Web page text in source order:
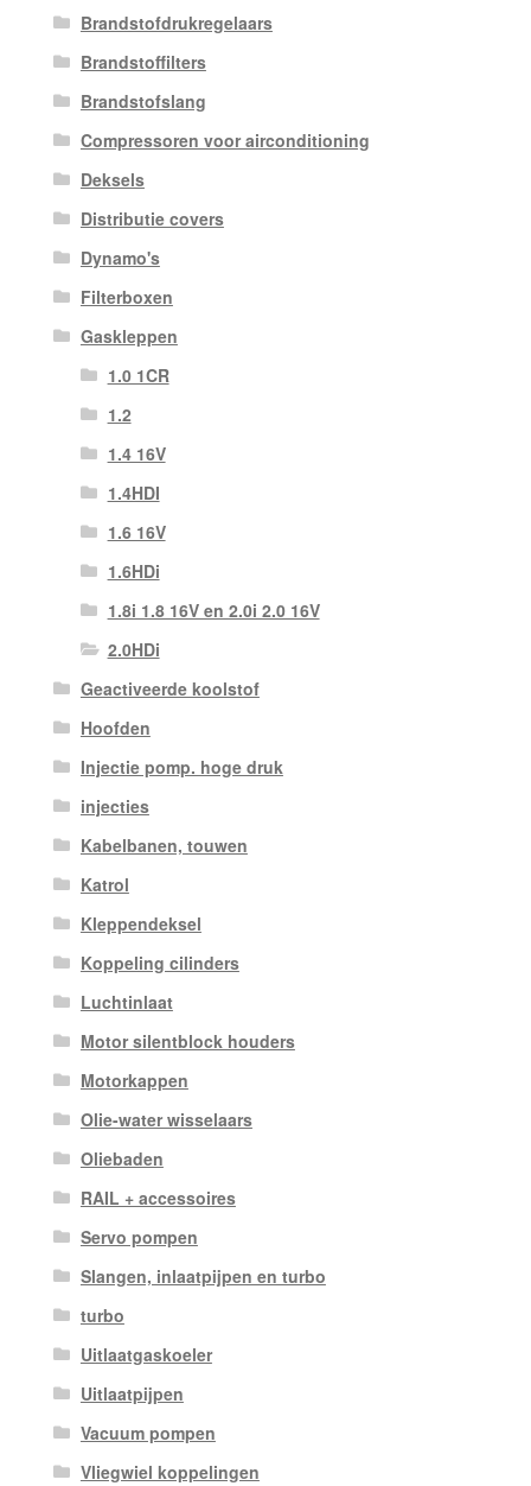
Brandstofdrukregelaars
Brandstoffilters
Brandstofslang
Compressoren voor airconditioning
Deksels
Distributie covers
Dynamo's
Filterboxen
Gaskleppen
1.0 1CR
1.2
1.4 16V
1.4HDI
1.6 16V
1.6HDi
1.8i 1.8 16V en 2.0i 2.0 16V
2.0HDi
Geactiveerde koolstof
Hoofden
Injectie pomp. hoge druk
injecties
Kabelbanen, touwen
Katrol
Kleppendeksel
Koppeling cilinders
Luchtinlaat
Motor silentblock houders
Motorkappen
Olie-water wisselaars
Oliebaden
RAIL + accessoires
Servo pompen
Slangen, inlaatpijpen en turbo
turbo
Uitlaatgaskoeler
Uitlaatpijpen
Vacuum pompen
Vliegwiel koppelingen